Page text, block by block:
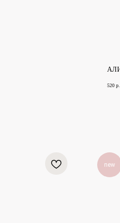
520 р.
new